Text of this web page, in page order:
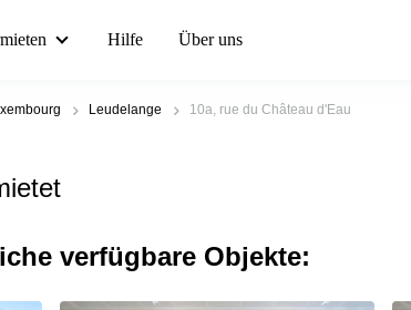
Hilfe Über uns
Leudelange 10a, rue du Château d'Eau
verfügbare Objekte: